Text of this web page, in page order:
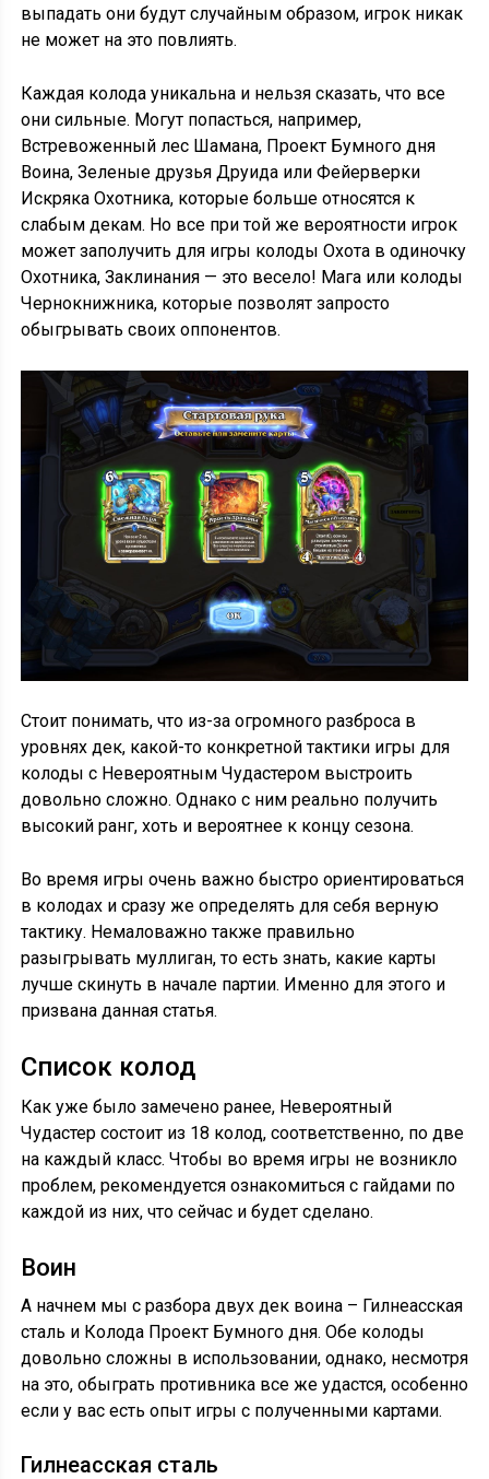
выпадать они будут случайным образом, игрок никак
не может на это повлиять.
Каждая колода уникальна и нельзя сказать, что все
они сильные. Могут попасться, например,
Встревоженный лес Шамана, Проект Бумного дня
Воина, Зеленые друзья Друида или Фейерверки
Искряка Охотника, которые больше относятся к
слабым декам. Но все при той же вероятности игрок
может заполучить для игры колоды Охота в одиночку
Охотника, Заклинания — это весело! Мага или колоды
Чернокнижника, которые позволят запросто
обыгрывать своих оппонентов.
Стоит понимать, что из-за огромного разброса в
уровнях дек, какой-то конкретной тактики игры для
колоды с Невероятным Чудастером выстроить
довольно сложно. Однако с ним реально получить
высокий ранг, хоть и вероятнее к концу сезона.
Во время игры очень важно быстро ориентироваться
в колодах и сразу же определять для себя верную
тактику. Немаловажно также правильно
разыгрывать муллиган, то есть знать, какие карты
лучше скинуть в начале партии. Именно для этого и
призвана данная статья.
Список колод
Как уже было замечено ранее, Невероятный
Чудастер состоит из 18 колод, соответственно, по две
на каждый класс. Чтобы во время игры не возникло
проблем, рекомендуется ознакомиться с гайдами по
каждой из них, что сейчас и будет сделано.
Воин
А начнем мы с разбора двух дек воина – Гилнеасская
сталь и Колода Проект Бумного дня. Обе колоды
довольно сложны в использовании, однако, несмотря
на это, обыграть противника все же удастся, особенно
если у вас есть опыт игры с полученными картами.
Гилнеасская сталь